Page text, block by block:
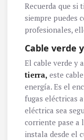
Recuerda que si
siempre puedes
profesionales,
Cable verde
El cable verde y
tierra, este
energía. Es el
fugas eléctricas
eléctrica sea
corriente pase a
instala desde el